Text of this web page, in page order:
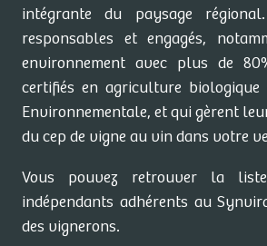
intégrante du paysage
responsables et engagés,
environnement avec plus de
certifiés en agriculture
Environnementale, et qui gèrent
du cep de vigne au vin dans votre
Vous pouvez retrouver la
indépendants adhérents au
des vignerons.